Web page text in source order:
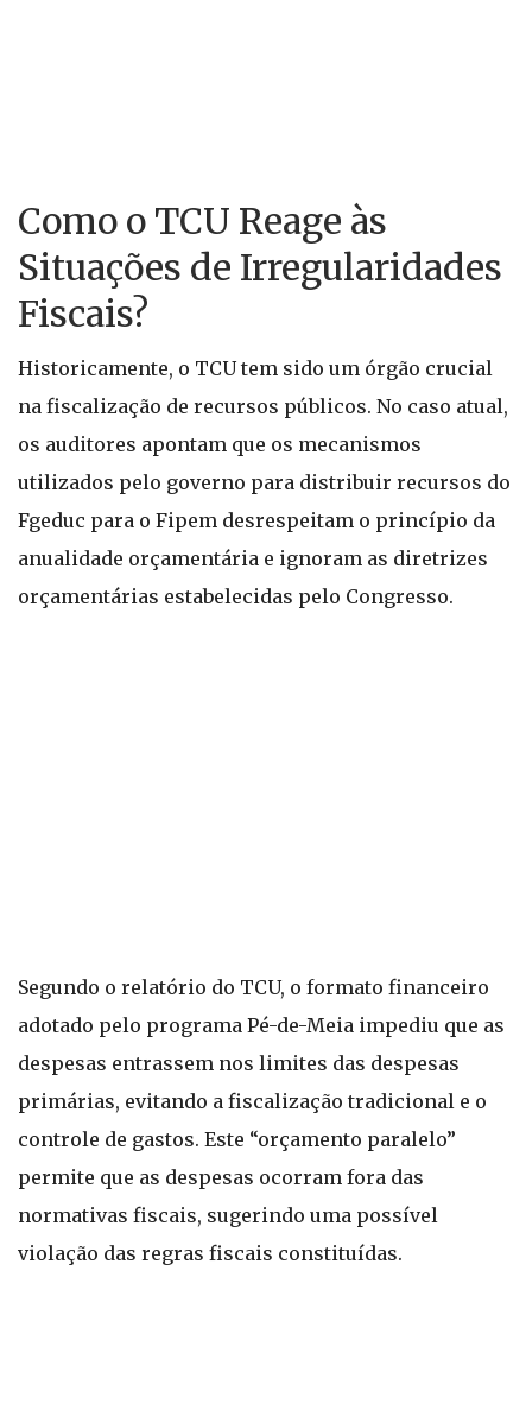
Como o TCU Reage às
Situações de Irregularidades
Fiscais?
Historicamente, o TCU tem sido um órgão crucial
na fiscalização de recursos públicos. No caso atual,
os auditores apontam que os mecanismos
utilizados pelo governo para distribuir recursos do
Fgeduc para o Fipem desrespeitam o princípio da
anualidade orçamentária e ignoram as diretrizes
orçamentárias estabelecidas pelo Congresso.
Segundo o relatório do TCU, o formato financeiro
adotado pelo programa Pé-de-Meia impediu que as
despesas entrassem nos limites das despesas
primárias, evitando a fiscalização tradicional e o
controle de gastos. Este “orçamento paralelo”
permite que as despesas ocorram fora das
normativas fiscais, sugerindo uma possível
violação das regras fiscais constituídas.